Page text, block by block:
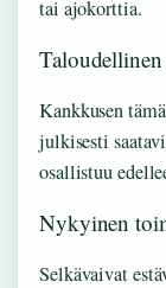
tai ajokorttia.
Taloudellinen
Kankkusen
julkisesti
osallistuu
Nykyinen
Selkävaivat